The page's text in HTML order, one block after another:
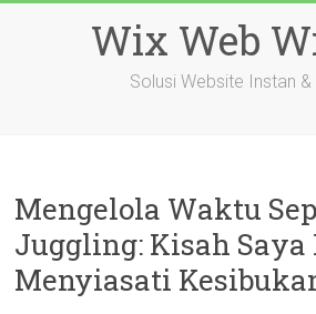
Wix Web
Solusi Website Instan
Mengelola Waktu
Juggling: Kisah Saya
Menyiasati